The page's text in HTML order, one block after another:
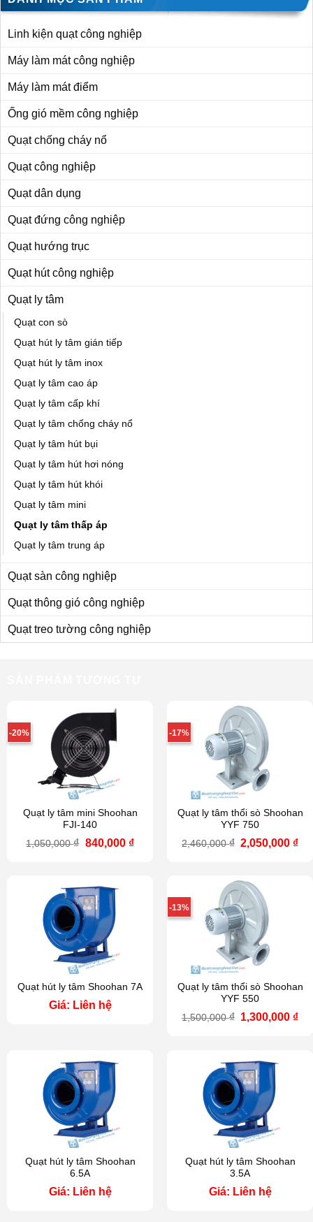
Linh kiện quạt công nghiệp
Máy làm mát công nghiệp
Máy làm mát điểm
Ống gió mềm công nghiệp
Quạt chống cháy nổ
Quạt công nghiệp
Quạt dân dụng
Quạt đứng công nghiệp
Quạt hướng trục
Quạt hút công nghiệp
Quạt ly tâm
Quạt con sò
Quạt hút ly tâm gián tiếp
Quạt hút ly tâm inox
Quạt ly tâm cao áp
Quạt ly tâm cấp khí
Quạt ly tâm chống cháy nổ
Quạt ly tâm hút bụi
Quạt ly tâm hút hơi nóng
Quạt ly tâm hút khói
Quạt ly tâm mini
Quạt ly tâm thấp áp
Quạt ly tâm trung áp
Quạt sàn công nghiệp
Quạt thông gió công nghiệp
Quạt treo tường công nghiệp
-20%
Quạt ly tâm mini Shoohan
FJI-140
1,050,000₫ Giá
840,000 ₫Giá
-17%
Quạt ly tâm thổi sò Shoohan
YYF 750
2,460,000₫ Giá
2,050,000 ₫
Quạt hút ly tâm Shoohan 7A
Giá: Liên hệ
-13%
Quạt ly tâm thổi sò Shoohan
YYF 550
1,500,000₫ Giá
1,300,000 ₫
Quạt hút ly tâm Shoohan
6.5A
Giá: Liên hệ
Quạt hút ly tâm Shoohan
3.5A
Giá: Liên hệ